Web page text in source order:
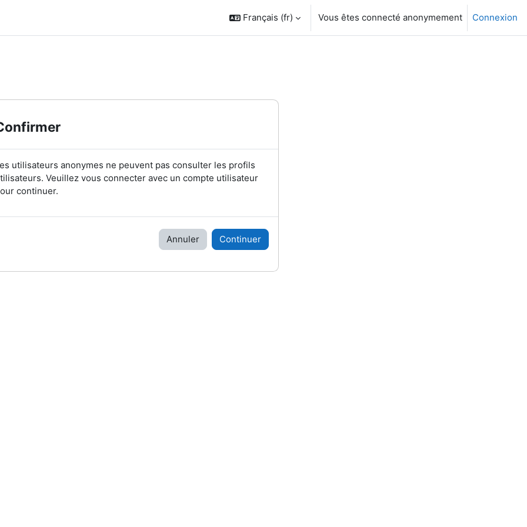
Français ‎(fr)‎ Vous êtes connecté anonymement Connexion
utilisateurs anonymes ne peuvent pas consulter les profils
Veuillez vous connecter avec un compte utilisateur
continuer.
Annuler Continuer